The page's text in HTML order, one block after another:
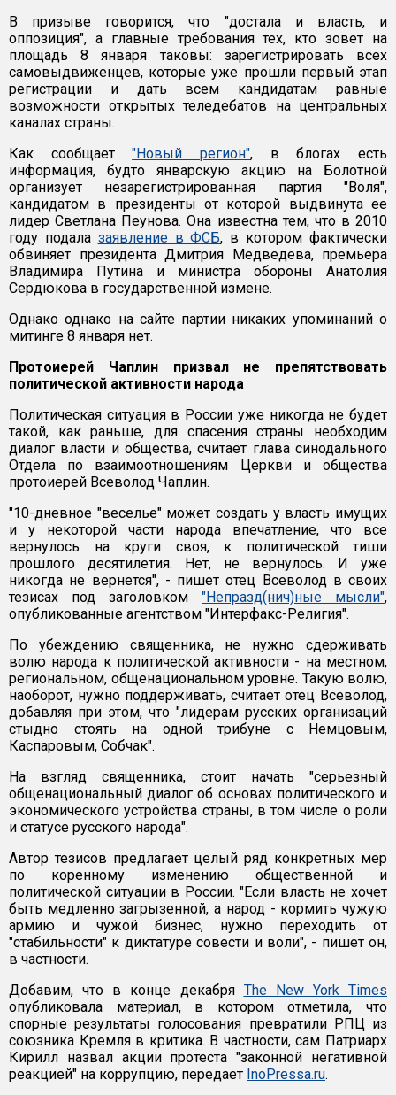
В призыве говорится, что "достала и власть, и
оппозиция", а главные требования тех, кто зовет на
площадь 8 января таковы: зарегистрировать всех
самовыдвиженцев, которые уже прошли первый этап
регистрации и дать всем кандидатам равные
возможности открытых теледебатов на центральных
каналах страны.
Как сообщает"Новый регион", в блогах есть
информация, будто январскую акцию на Болотной
организует незарегистрированная партия "Воля",
кандидатом в президенты от которой выдвинута ее
лидер Светлана Пеунова. Она известна тем, что в 2010
году подала заявление в ФСБ, в котором фактически
обвиняет президента Дмитрия Медведева, премьера
Владимира Путина и министра обороны Анатолия
Сердюкова в государственной измене.
Однако однако на сайте партии никаких упоминаний о
митинге 8 января нет.
Протоиерей Чаплин призвал не препятствовать
политической активности народа
Политическая ситуация в России уже никогда не будет
такой, как раньше, для спасения страны необходим
диалог власти и общества, считает глава синодального
Отдела по взаимоотношениям Церкви и общества
протоиерей Всеволод Чаплин.
"10-дневное "веселье" может создать у власть имущих
и у некоторой части народа впечатление, что все
вернулось на круги своя, к политической тиши
прошлого десятилетия. Нет, не вернулось. И уже
никогда не вернется", - пишет отец Всеволод в своих
тезисах под заголовком "Непразд(нич)ные мысли",
опубликованные агентством "Интерфакс-Религия".
По убеждению священника, не нужно сдерживать
волю народа к политической активности - на местном,
региональном, общенациональном уровне. Такую волю,
наоборот, нужно поддерживать, считает отец Всеволод,
добавляя при этом, что "лидерам русских организаций
стыдно стоять на одной трибуне с Немцовым,
Каспаровым, Собчак".
На взгляд священника, стоит начать "серьезный
общенациональный диалог об основах политического и
экономического устройства страны, в том числе о роли
и статусе русского народа".
Автор тезисов предлагает целый ряд конкретных мер
по коренному изменению общественной и
политической ситуации в России. "Если власть не хочет
быть медленно загрызенной, а народ - кормить чужую
армию и чужой бизнес, нужно переходить от
"стабильности" к диктатуре совести и воли", - пишет он,
в частности.
Добавим, что в конце декабря The New York Times
опубликовала материал, в котором отметила, что
спорные результаты голосования превратили РПЦ из
союзника Кремля в критика. В частности, сам Патриарх
Кирилл назвал акции протеста "законной негативной
реакцией" на коррупцию, передает InoPressa.ru.